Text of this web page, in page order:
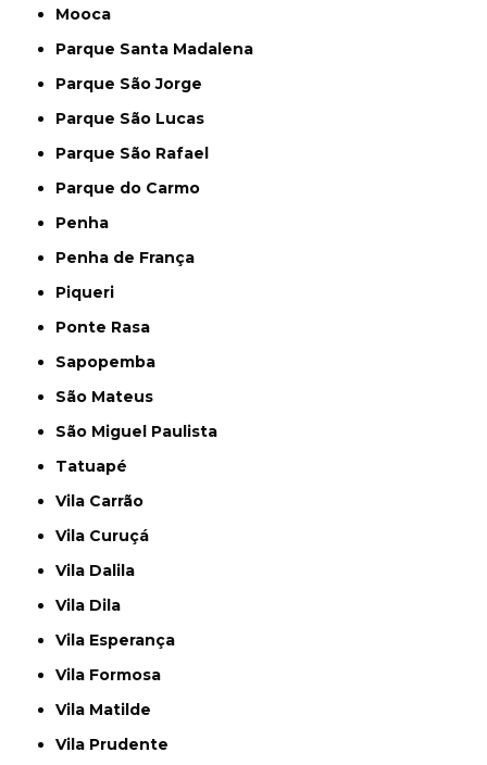
Mooca
Parque Santa Madalena
Parque São Jorge
Parque São Lucas
Parque São Rafael
Parque do Carmo
Penha
Penha de França
Piqueri
Ponte Rasa
Sapopemba
São Mateus
São Miguel Paulista
Tatuapé
Vila Carrão
Vila Curuçá
Vila Dalila
Vila Dila
Vila Esperança
Vila Formosa
Vila Matilde
Vila Prudente